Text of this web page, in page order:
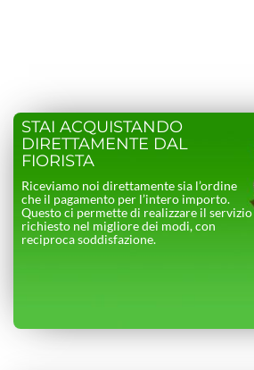
STAI ACQUISTANDO
DIRETTAMENTE DAL
FIORISTA
Riceviamo noi direttamente sia l’ordine
che il pagamento per l’intero importo.
Questo ci permette di realizzare il servizio
richiesto nel migliore dei modi, con
reciproca soddisfazione.